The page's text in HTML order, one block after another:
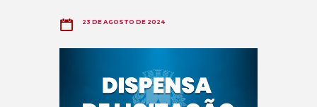
23 DE AGOSTO DE 2024